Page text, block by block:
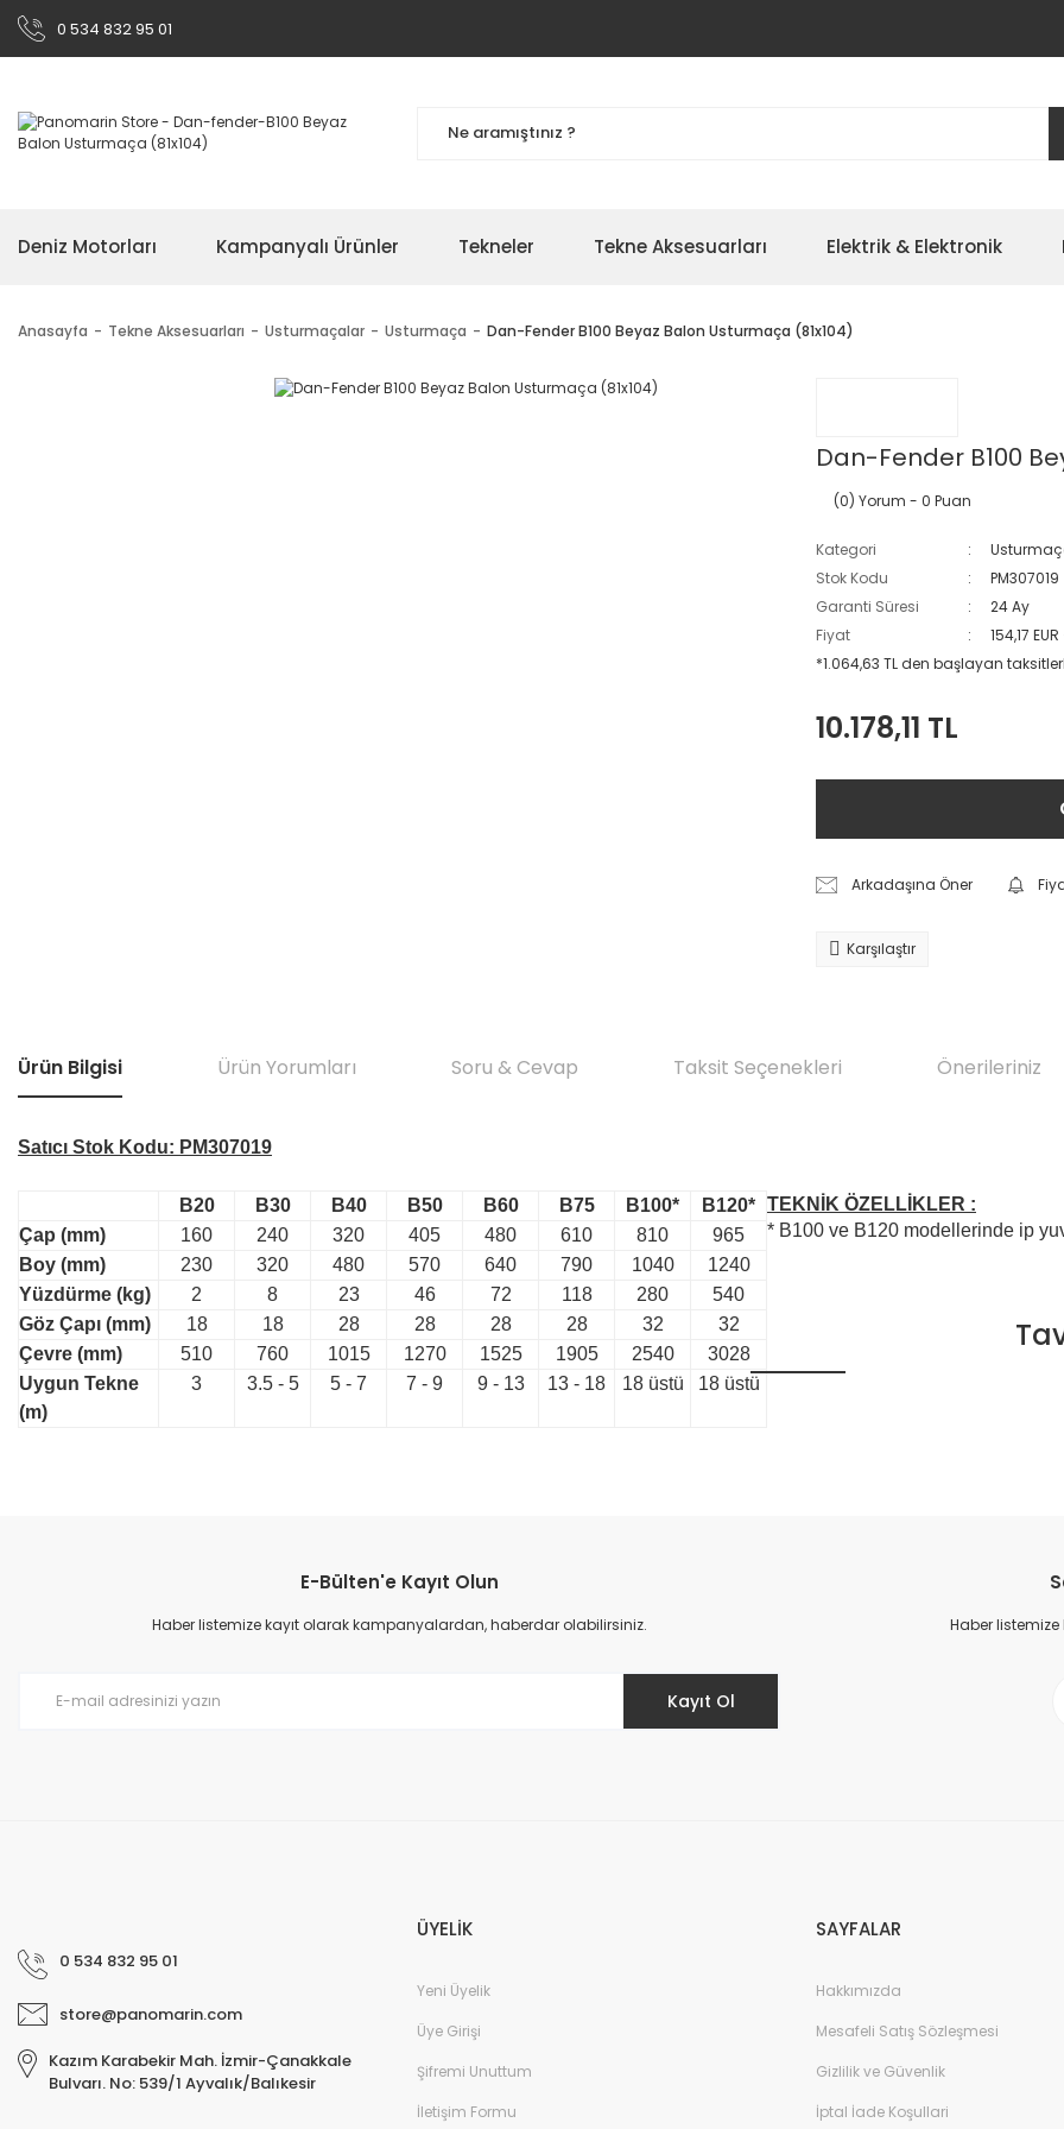
0 534 832 95 01
Deniz Motorları Kampanyalı Ürünler Tekneler Tekne Aksesuarları Elektrik & Elektronik
Anasayfa Tekne Aksesuarları Usturmaçalar Usturmaça Dan-Fender B100 Beyaz Balon Usturmaça (81x104)
Dan-Fender B100
(0) Yorum - 0 Puan
Kategori
Stok Kodu
PM307019
Garanti Süresi
24 Ay
Fiyat
154,17
*1.064,63 TL den başlayan
10.178,11 TL
Arkadaşına Öner
Karşılaştır
Ürün Bilgisi Ürün Yorumları Soru & Cevap Taksit Seçenekleri Önerileriniz
Satıcı Stok Kodu: PM307019
TEKNİK ÖZELLİKLER :
B20 B30 B40 B50 B60 B75 B100*
B120*
Çap (mm)
160 240 320 405 480 610 810
965
Boy (mm)
230 320 480 570 640 790 1040
1240
Yüzdürme (kg)
2 8 23 46 72 118 280
540
Göz Çapı (mm)
18 18 28 28 28 28 32
32
Çevre (mm)
510 760 1015 1270 1525 1905 2540
3028
Uygun Tekne
(m)
3 3.5 - 5 5 - 7 7 - 9 9 - 13 13 - 18 18 üstü 18 üstü
* B100 ve B120 modellerinde ip
Bu ürünün fiyat bilgisi, resim, ürün
formunu kullanarak tarafımıza
Bu ürüne benzer farklı alternatifler
Dan-Fender B40 Beyaz Balon
E-Bülten'e Kayıt Olun
Haber listemize kayıt olarak kampanyalardan, haberdar olabilirsiniz.
Kayıt Ol
Haber
0 534 832 95 01
store@panomarin.com
Kazım Karabekir Mah. İzmir-Çanakkale
Bulvarı. No: 539/1 Ayvalık/Balıkesir
ÜYELİK
Yeni Üyelik
Üye Girişi
Şifremi Unuttum
İletişim Formu
SAYFALAR
Hakkımızda
Mesafeli Satış Sözleşmesi
Gizlilik ve Güvenlik
İptal İade Koşullari